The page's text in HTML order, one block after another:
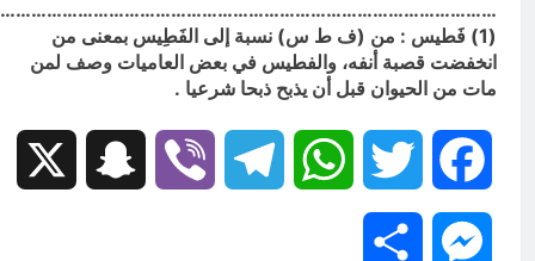
……………………………………………………………………………………
(1) فَطيس : من (ف ط س) نسبة إلى الفَطِيس بمعنى من
انخفضت قصبة أنفه، والفطيس في بعض العاميات وصف لمن
مات من الحيوان قبل أن يذبح ذبحا شرعيا .
Facebook
Twitter
WhatsApp
Telegram
Viber
Snapchat
X
Messenger
Share